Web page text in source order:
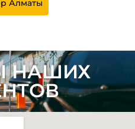
Алматы
НАШИХ